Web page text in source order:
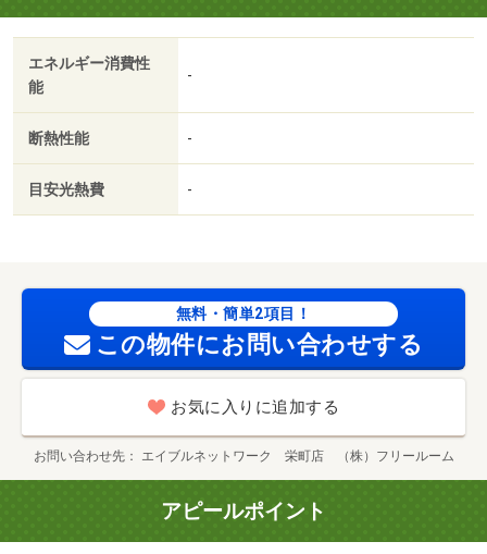
エネルギー消費性
能
-
断熱性能 -
目安光熱費 -
無料・簡単2項目！
この物件にお問い合わせする
お気に入りに追加する
お問い合わせ先 エイブルネットワーク 栄町店 （株）フリールーム
アピールポイント